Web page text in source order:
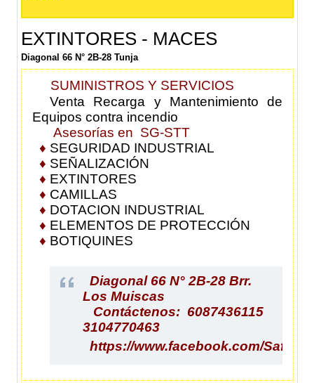
EXTINTORES - MACES
Diagonal 66 N° 2B-28 Tunja
SUMINISTROS Y SERVICIOS
Venta Recarga y Mantenimiento de
Equipos contra incendio
Asesorías en SG-STT
♦ SEGURIDAD INDUSTRIAL
♦ SEÑALIZACIÓN
♦ EXTINTORES
♦ CAMILLAS
♦ DOTACION INDUSTRIAL
♦ ELEMENTOS DE PROTECCIÓN
♦ BOTIQUINES
Diagonal 66 N° 2B-28 Brr.
Los Muiscas
Contáctenos: 6087436115
3104770463
https://www.facebook.com/